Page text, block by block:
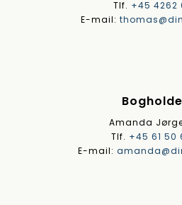
Tlf. +45 4262
E-mail:
Amanda
Tlf. +45 61 50
E-mail: